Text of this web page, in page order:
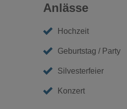
Anlässe
Hochzeit
Geburtstag / Party
Silvesterfeier
Konzert